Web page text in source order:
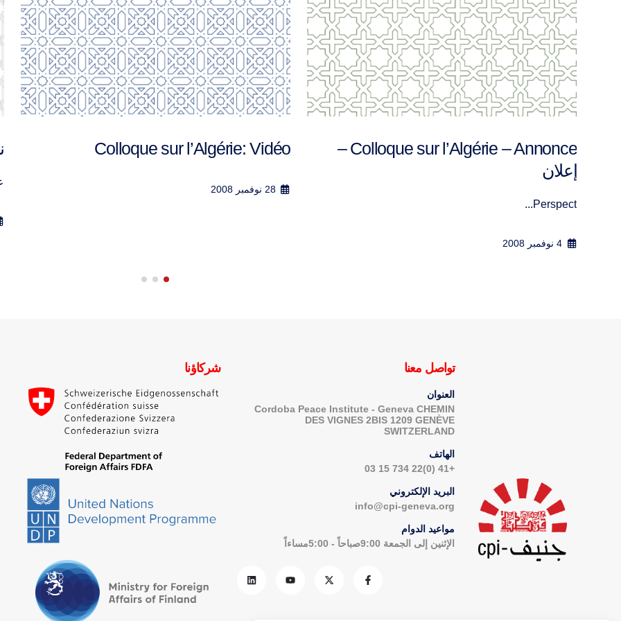
Colloque sur l’Algérie: Vidéo ندوة نوفمبر 2008
عقد مركز ...
تواصل معنا
العنوان
Cordoba Peace Institute - Geneva CHEMIN
DES VIGNES 2BIS 1209 GENÈVE
SWITZERLAND
الهاتف
+41 (0)22 734 15 03
البريد الإلكتروني
info@cpi-geneva.org
مواعيد الدوام
الإثنين إلى الجمعة 9:00صباحاً - 5:00مساءاً
شركاؤنا